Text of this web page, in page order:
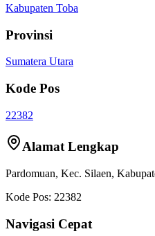
Kabupaten Toba
Provinsi
Sumatera Utara
Kode Pos
22382
Alamat Lengkap
Pardomuan, Kec. Silaen,
Kode Pos: 22382
Navigasi Cepat